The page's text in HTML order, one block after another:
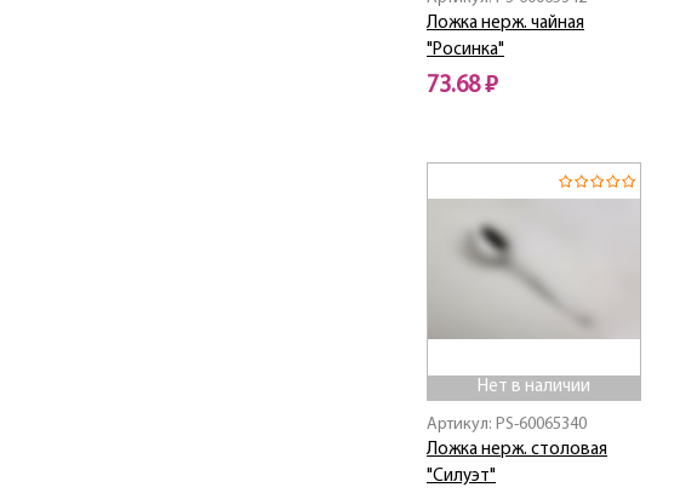
Ложка нерж. чайная
"Росинка"
73.68 ₽
Нет в наличии
Артикул: PS-60065340
Ложка нерж. столовая
"Силуэт"